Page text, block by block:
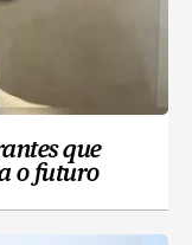
que
o futuro